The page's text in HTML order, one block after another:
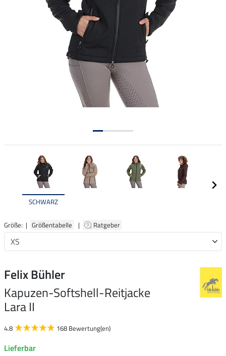
SCHWARZ
Größe: | Größentabelle | Ratgeber
Felix Bühler
Kapuzen-Softshell-Reitjacke
Lara II
4.8 168 Bewertung(en)
Lieferbar